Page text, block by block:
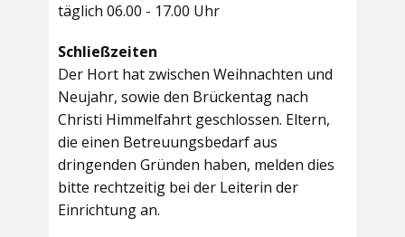
täglich 06.00 - 17.00 Uhr
Schließzeiten
Der Hort hat zwischen Weihnachten und
Neujahr, sowie den Brückentag nach
Christi Himmelfahrt geschlossen. Eltern,
die einen Betreuungsbedarf aus
dringenden Gründen haben, melden dies
bitte rechtzeitig bei der Leiterin der
Einrichtung an.